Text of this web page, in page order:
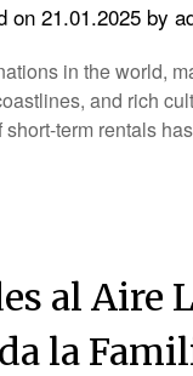
on 21.01.2025by
in the world,
and rich
term rentals
al Aire
la